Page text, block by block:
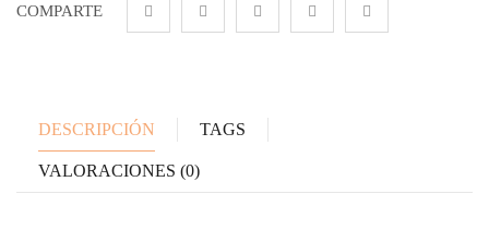
COMPARTE
DESCRIPCIÓN TAGS
VALORACIONES (0)